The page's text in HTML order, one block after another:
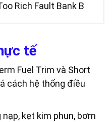
Rich Fault Bank B
tế
Fuel Trim và Short
cách hệ thống điều
kẹt kim phun, bơm